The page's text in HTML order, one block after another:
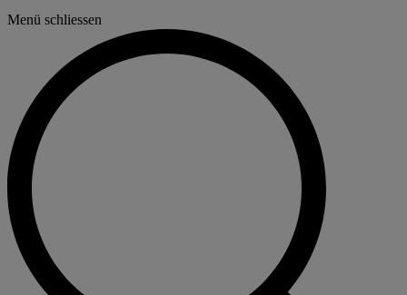
Menü schliessen